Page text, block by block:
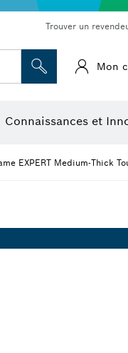
Trouver un
Mon
Connaissances et
EXPERT Medium-Thick